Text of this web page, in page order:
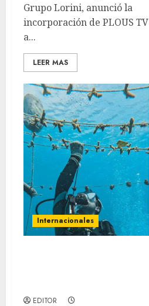
Grupo Lorini, anunció la
incorporación de PLOUS TV
a...
LEER MAS
Internacionales
EDITOR